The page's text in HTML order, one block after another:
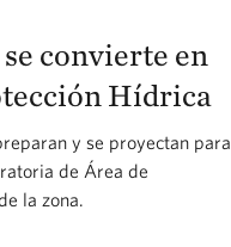
convierte en
Hídrica
y se proyectan para
de Área de
la zona.